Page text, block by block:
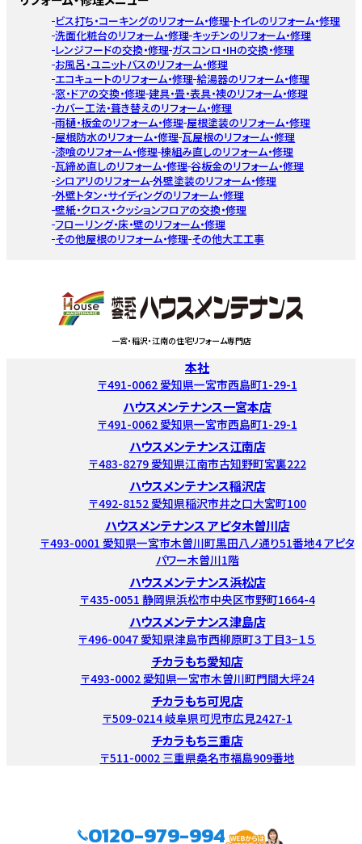
ビス打ち・コーキングのリフォーム・修理 トイレのリフォーム・修理
洗面化粧台のリフォーム・修理 キッチンのリフォーム・修理
レンジフードの交換・修理 ガスコンロ・IHの交換・修理
お風呂・ユニットバスのリフォーム・修理
エコキュートのリフォーム・修理 給湯器のリフォーム・修理
窓・ドアの交換・修理 建具・畳・表具・襖のリフォーム・修理
カバー工法・葺き替えのリフォーム・修理
雨樋・板金のリフォーム・修理 屋根塗装のリフォーム・修理
屋根防水のリフォーム・修理 瓦屋根のリフォーム・修理
漆喰のリフォーム・修理 棟組み直しのリフォーム・修理
瓦締め直しのリフォーム・修理 谷板金のリフォーム・修理
シロアリのリフォーム 外壁塗装のリフォーム・修理
外壁トタン・サイディングのリフォーム・修理
壁紙・クロス・クッションフロアの交換・修理
フローリング・床・壁のリフォーム・修理
その他屋根のリフォーム・修理 その他大工工事
一宮・稲沢・江南の住宅リフォーム専門店
本社
〒491-0062 愛知県一宮市西島町1-29-1
ハウスメンテナンス一宮本店
〒491-0062 愛知県一宮市西島町1-29-1
ハウスメンテナンス江南店
〒483-8279 愛知県江南市古知野町宮裏222
ハウスメンテナンス稲沢店
〒492-8152 愛知県稲沢市井之口大宮町100
ハウスメンテナンス アピタ木曽川店
〒493-0001 愛知県一宮市木曽川町黒田八ノ通り51番地4 アピタ
パワー木曽川1階
ハウスメンテナンス浜松店
〒435-0051 静岡県浜松市中央区市野町1664-4
ハウスメンテナンス津島店
〒496-0047 愛知県津島市西柳原町３丁目3−１５
チカラもち愛知店
〒493-0002 愛知県一宮市木曽川町門間大坪24
チカラもち可児店
〒509-0214 岐阜県可児市広見2427-1
チカラもち三重店
〒511-0002 三重県桑名市福島909番地
0120-979-994